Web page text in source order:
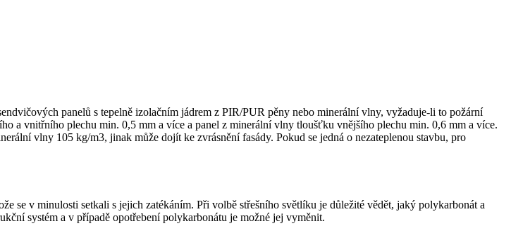
panelů s tepelně izolačním jádrem z PIR/PUR pěny nebo minerální vlny, vyžaduje-li to požární
a vnitřního plechu min. 0,5 mm a více a panel z minerální vlny tloušťku vnějšího plechu min. 0,6 mm a více.
vlny 105 kg/m3, jinak může dojít ke zvrásnění fasády. Pokud se jedná o nezateplenou stavbu, pro
se v minulosti setkali s jejich zatékáním. Při volbě střešního světlíku je důležité vědět, jaký polykarbonát a
systém a v případě opotřebení polykarbonátu je možné jej vyměnit.